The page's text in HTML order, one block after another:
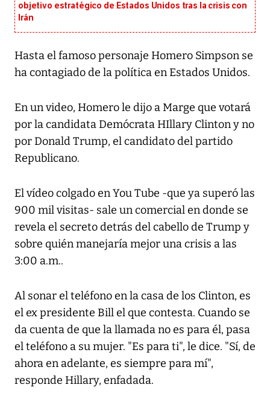
objetivo estratégico de Estados Unidos tras la crisis con
Irán
Hasta el famoso personaje Homero Simpson se
ha contagiado de la política en Estados Unidos.
En un video, Homero le dijo a Marge que votará
por la candidata Demócrata HIllary Clinton y no
por Donald Trump, el candidato del partido
Republicano.
El vídeo colgado en You Tube -que ya superó las
900 mil visitas- sale un comercial en donde se
revela el secreto detrás del cabello de Trump y
sobre quién manejaría mejor una crisis a las
3:00 a.m..
Al sonar el teléfono en la casa de los Clinton, es
el ex presidente Bill el que contesta. Cuando se
da cuenta de que la llamada no es para él, pasa
el teléfono a su mujer. "Es para ti", le dice. "Sí, de
ahora en adelante, es siempre para mí",
responde Hillary, enfadada.